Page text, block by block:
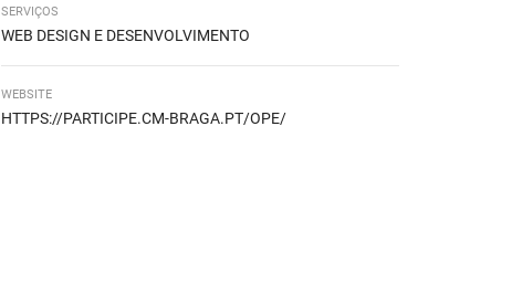
SERVIÇOS
WEB DESIGN E DESENVOLVIMENTO
WEBSITE
HIPERLIGAÇÃO EXTERNA
HTTPS://PARTICIPE.CM-BRAGA.PT/OPE/